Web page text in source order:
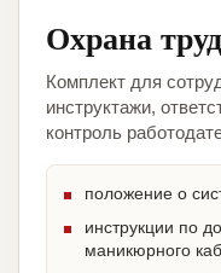
Охрана
Комплект для
инструктажи,
контроль
положение о
инструкции по
маникюрного